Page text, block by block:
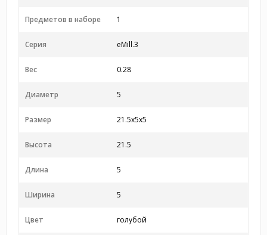
Предметов в наборе 1
Серия eMill.3
Вес 0.28
Диаметр 5
Размер 21.5x5x5
Высота 21.5
Длина 5
Ширина 5
Цвет голубой